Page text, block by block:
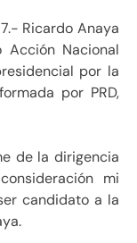
Ricardo Anaya
Nacional
por la
por PRD,
de la dirigencia
mi
candidato a la